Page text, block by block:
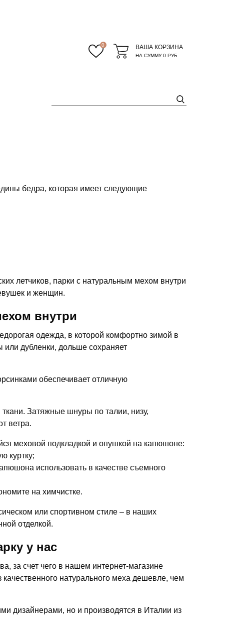
0 ВАША КОРЗИНА
НА СУММУ0 РУБ
бедра, которая имеет следующие
летчиков, парки с натуральным мехом внутри
и женщин.
внутри
одежда, в которой комфортно зимой в
дубленки, дольше сохраняет
обеспечивает отличную
Затяжные шнуры по талии, низу,
ветра.
меховой подкладкой и опушкой на капюшоне:
куртку;
использовать в качестве съемного
на химчистке.
или спортивном стиле – в наших
отделкой.
у нас
за счет чего в нашем интернет-магазине
натурального меха дешевле, чем
дизайнерами, но и производятся в Италии из